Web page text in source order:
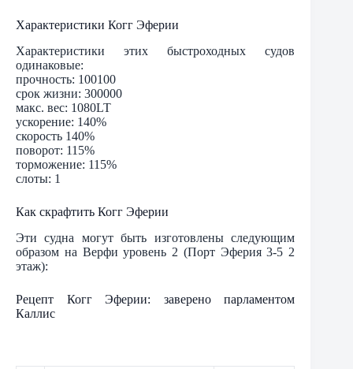
Характеристики Когг Эферии
Характеристики этих быстроходных судов
одинаковые:
прочность: 100100
срок жизни: 300000
макс. вес: 1080LT
ускорение: 140%
скорость 140%
поворот: 115%
торможение: 115%
слоты: 1
Как скрафтить Когг Эферии
Эти судна могут быть изготовлены следующим
образом на Верфи уровень 2 (Порт Эферия 3-5 2
этаж):
Рецепт Когг Эферии: заверено парламентом
Каллис